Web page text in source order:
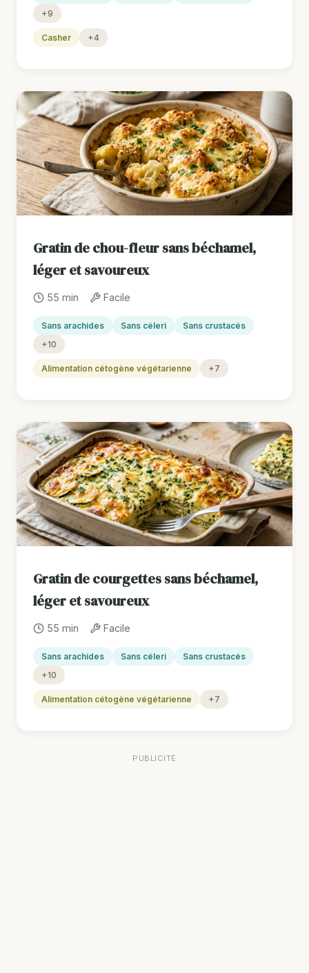
+9
Casher +4
Gratin de chou-fleur sans béchamel,
léger et savoureux
55 min Facile
Sans arachides Sans céleri
Sans crustacés
+10
Alimentation cétogène végétarienne +7
Gratin de courgettes sans béchamel,
léger et savoureux
55 min Facile
Sans arachides Sans céleri
Sans crustacés
+10
Alimentation cétogène végétarienne +7
PUBLICITÉ